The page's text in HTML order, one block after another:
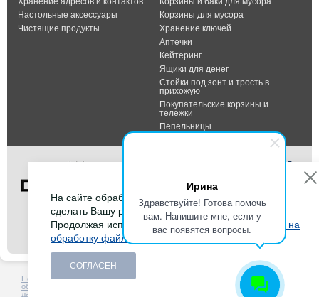
Ирина
Здравствуйте! Готова помочь
вам. Напишите мне, если у
вас появятся вопросы.
Настольные аксессуары
Чистящие продукты
Корзины для мусора
Хранение ключей
Аптечки
Кейтеринг
Ящики для денег
Стойки под зонт и трость в
прихожую
Покупательские корзины и
тележки
Пепельницы
Тел.: +7 (495) 232-07-42
Факс: +7 (495) 232-07-42
E-mail:info@durable-shop.ru
Политика в отношении
обработки персональных
данных
Создание сайта - HCube
На сайте обрабатываются файлы cookies, чтобы
сделать Вашу работу максимально удобной.
Продолжая использовать сайт, Вы даете
согласие на
обработку файлов cookies
СОГЛАСЕН